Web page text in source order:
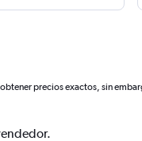
precios exactos, sin